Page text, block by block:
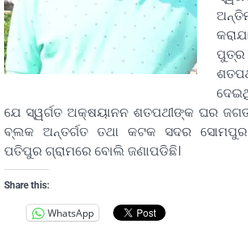
ଯେ ସ୍ୱର୍ଗତ ଅକ୍ଷୟାନନ ଶତପଥୀଙ୍କ ଘର
ବ୍ଲକ ଅନ୍ତର୍ଗତ ତଥା କଟକ ସଦର
ପତିପୁର ଗ୍ରାମରେ ବୋଲି ଜଣାପଡିଛି।
Share this:
WhatsApp